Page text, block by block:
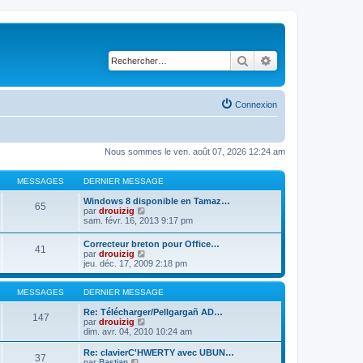
Rechercher
Connexion
Nous sommes le ven. août 07, 2026 12:24 am
MESSAGES DERNIER MESSAGE
65
Windows 8 disponible en Tamaz…
par drouizig
o
u
l
t
e
r
l
d
e
r
n
i
sam. févr. 16, 2013 9:17 pm
41
Correcteur breton pour Office…
par drouizig
o
n
s
u
l
t
r
l
e
jeu. déc. 17, 2009 2:18 pm
MESSAGES DERNIER MESSAGE
147
Re: Télécharger/Pellgargañ AD…
par drouizig
o
n
s
dim. avr. 04, 2010 10:24 am
37
Re: clavierC'HWERTY avec UBUN…